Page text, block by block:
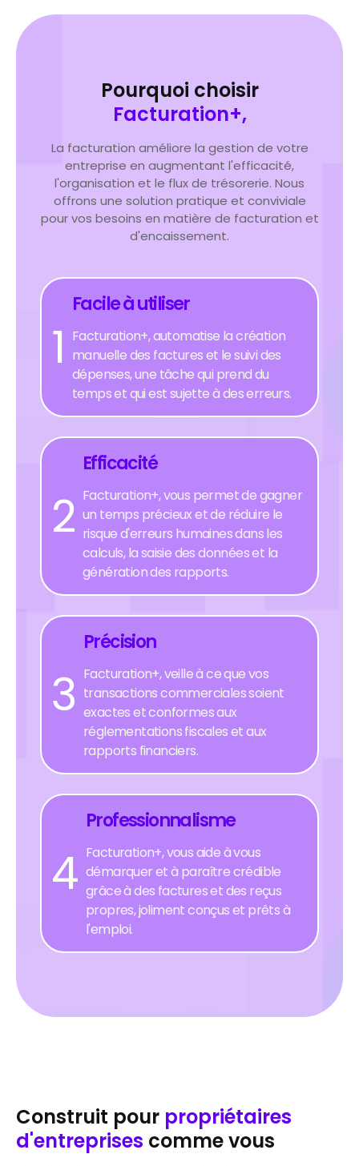
Pourquoi choisir
Facturation+,
La facturation améliore la gestion de votre
entreprise en augmentant l'efficacité,
l'organisation et le flux de trésorerie. Nous
offrons une solution pratique et conviviale
pour vos besoins en matière de facturation et
d'encaissement.
1
Facile à utiliser
Facturation+, automatise la création
manuelle des factures et le suivi des
dépenses, une tâche qui prend du
temps et qui est sujette à des erreurs.
2
Efficacité
Facturation+, vous permet de gagner
un temps précieux et de réduire le
risque d'erreurs humaines dans les
calculs, la saisie des données et la
génération des rapports.
3
Précision
Facturation+, veille à ce que vos
transactions commerciales soient
exactes et conformes aux
réglementations fiscales et aux
rapports financiers.
4
Professionnalisme
Facturation+, vous aide à vous
démarquer et à paraître crédible
grâce à des factures et des reçus
propres, joliment conçus et prêts à
l'emploi.
Construit pour propriétaires
d'entreprises comme vous